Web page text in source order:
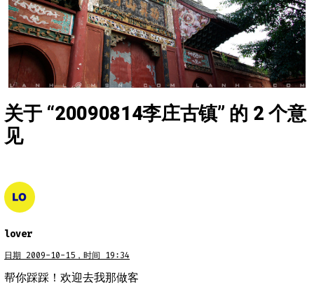
关于 “20090814李庄古镇” 的 2 个意
见
lover
日期 2009-10-15，时间 19:34
帮你踩踩！欢迎去我那做客